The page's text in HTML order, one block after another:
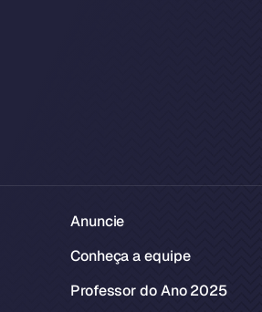
Anuncie
Conheça a equipe
Professor do Ano 2025